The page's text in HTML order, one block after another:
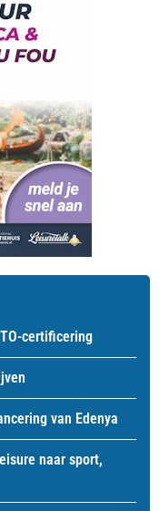
certificering
van Edenya
naar sport,